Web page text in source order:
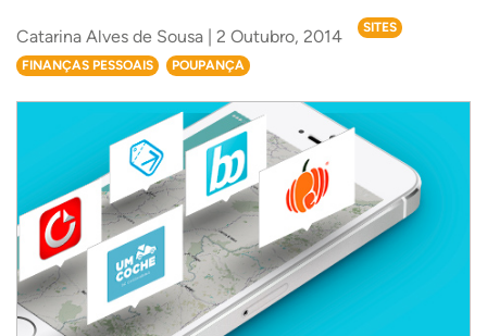
Catarina Alves de Sousa | 2 Outubro, 2014 SITES
FINANÇAS PESSOAIS POUPANÇA